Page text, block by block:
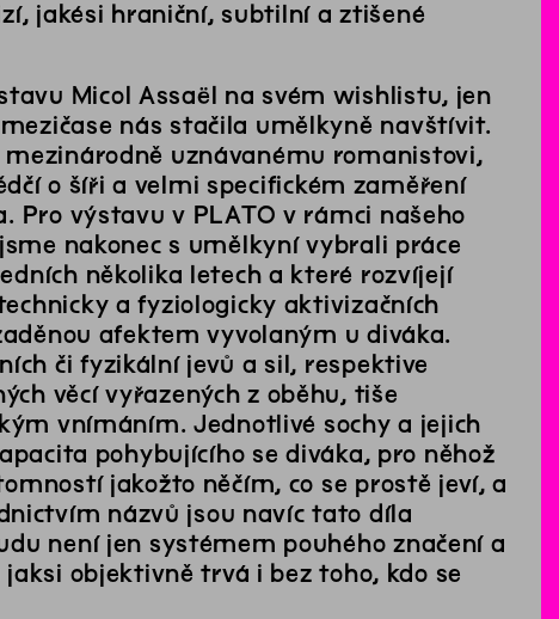
jakési hraniční, subtilní a ztišené
Micol Assaël na svém wishlistu, jen
nás stačila umělkyně navštívit.
uznávanému romanistovi,
o šíři a velmi specifickém zaměření
výstavu v PLATO v rámci našeho
nakonec s umělkyní vybrali práce
několika letech a které rozvíjejí
a fyziologicky aktivizačních
afektem vyvolaným u diváka.
či fyzikální jevů a sil, respektive
věcí vyřazených z oběhu, tiše
vnímáním. Jednotlivé sochy a jejich
pohybujícího se diváka, pro něhož
jakožto něčím, co se prostě jeví, a
názvů jsou navíc tato díla
není jen systémem pouhého značení a
objektivně trvá i bez toho, kdo se